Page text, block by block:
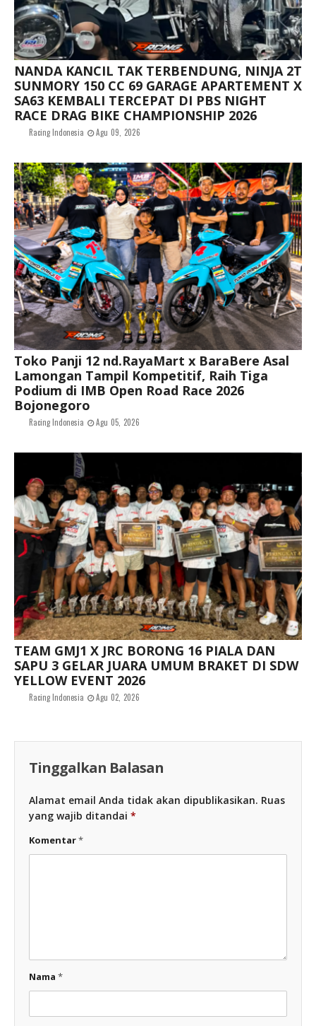
NANDA KANCIL TAK TERBENDUNG, NINJA 2T
SUNMORY 150 CC 69 GARAGE APARTEMENT X
SA63 KEMBALI TERCEPAT DI PBS NIGHT
RACE DRAG BIKE CHAMPIONSHIP 2026
Racing Indonesia Agu 09, 2026
Toko Panji 12 nd.RayaMart x BaraBere Asal
Lamongan Tampil Kompetitif, Raih Tiga
Podium di IMB Open Road Race 2026
Bojonegoro
Racing Indonesia Agu 05, 2026
TEAM GMJ1 X JRC BORONG 16 PIALA DAN
SAPU 3 GELAR JUARA UMUM BRAKET DI SDW
YELLOW EVENT 2026
Racing Indonesia Agu 02, 2026
Tinggalkan Balasan
Alamat email Anda tidak akan dipublikasikan. Ruas
yang wajib ditandai *
Komentar*
Nama *